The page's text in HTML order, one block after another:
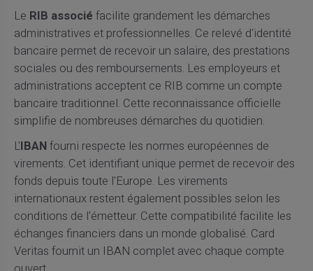
Le RIB associé facilite grandement les démarches
administratives et professionnelles. Ce relevé d'identité
bancaire permet de recevoir un salaire, des prestations
sociales ou des remboursements. Les employeurs et
administrations acceptent ce RIB comme un compte
bancaire traditionnel. Cette reconnaissance officielle
simplifie de nombreuses démarches du quotidien.
L'IBANfourni respecte les normes européennes de
virements. Cet identifiant unique permet de recevoir des
fonds depuis toute l'Europe. Les virements
internationaux restent également possibles selon les
conditions de l'émetteur. Cette compatibilité facilite les
échanges financiers dans un monde globalisé. Card
Veritas fournit un IBAN complet avec chaque compte